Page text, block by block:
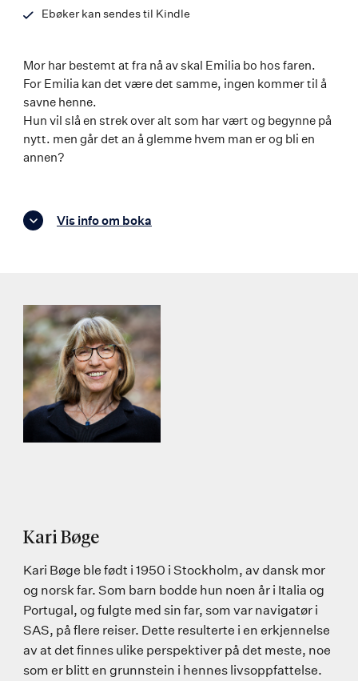
Ebøker kan sendes til Kindle
Mor har bestemt at fra nå av skal Emilia bo hos faren.
For Emilia kan det være det samme, ingen kommer til å
savne henne.
Hun vil slå en strek over alt som har vært og begynne på
nytt. men går det an å glemme hvem man er og bli en
annen?
Vis info om boka
Kari Bøge
Kari Bøge ble født i 1950 i Stockholm, av dansk mor
og norsk far. Som barn bodde hun noen år i Italia og
Portugal, og fulgte med sin far, som var navigatør i
SAS, på flere reiser. Dette resulterte i en erkjennelse
av at det finnes ulike perspektiver på det meste, noe
som er blitt en grunnstein i hennes livsoppfattelse.